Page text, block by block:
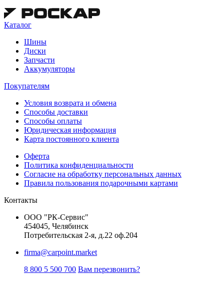
Каталог
Шины
Диски
Запчасти
Аккумуляторы
Покупателям
Условия возврата и обмена
Способы доставки
Способы оплаты
Юридическая информация
Карта постоянного клиента
Оферта
Политика конфиденциальности
Согласие на обработку персональных данных
Правила пользования подарочными картами
Контакты
ООО "РК-Сервис"
454045, Челябинск
Потребительская 2-я, д.22 оф.204
firma@carpoint.market
8 800 5 500 700 Вам перезвонить?